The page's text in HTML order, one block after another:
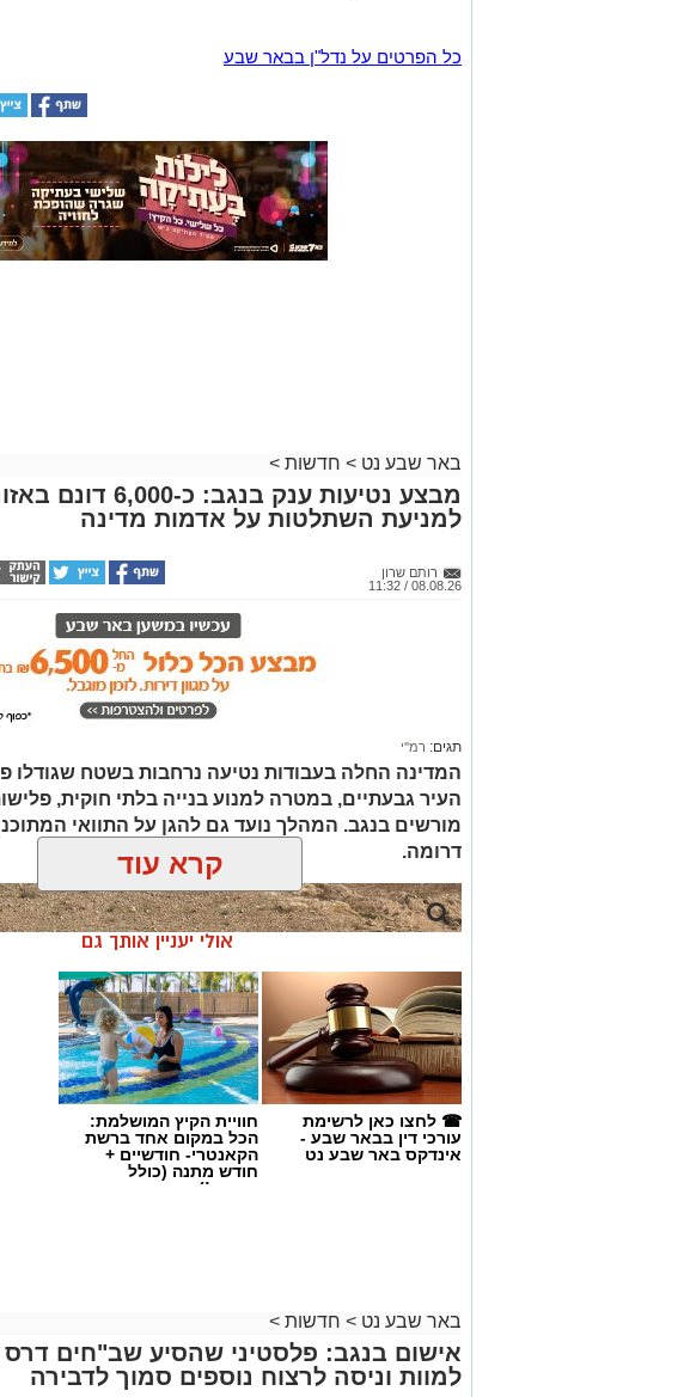
כל הפרטים על נדל"ן בבאר שבע
באר שבע נט > חדשות >
מבצע נטיעות ענק בנגב:
למניעת השתלטות על אדמות מדינה
רותם שרון
08.08.26 / 11:32
תגים: רמ''י
המדינה החלה בעבודות נטיעה נרחבות בשטח שגודלו
העיר גבעתיים, במטרה למנוע בנייה בלתי חוקית,
דרומה.
קרא עוד
אולי יעניין אותך גם
☎ לחצו כאן לרשימת
עורכי דין בבאר שבע -
אינדקס באר שבע נט
חוויית הקיץ המושלמת:
הכל במקום אחד ברשת
הקאנטרי- חודשיים +
חודש מתנה (כולל
החגים!)
באר שבע נט > חדשות >
אישום בנגב: פלסטיני שהסיע שב"חים
למוות וניסה לרצוח נוספים סמוך לדבירה